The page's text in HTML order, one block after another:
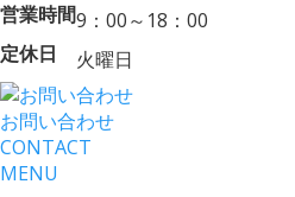
営業時間9：00～18：00
定休日
火曜日
お問い合わせ
CONTACT
MENU